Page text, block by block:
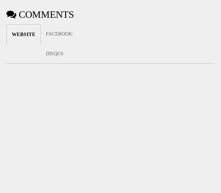
COMMENTS
WEBSITE FACEBOOK:
DISQUS